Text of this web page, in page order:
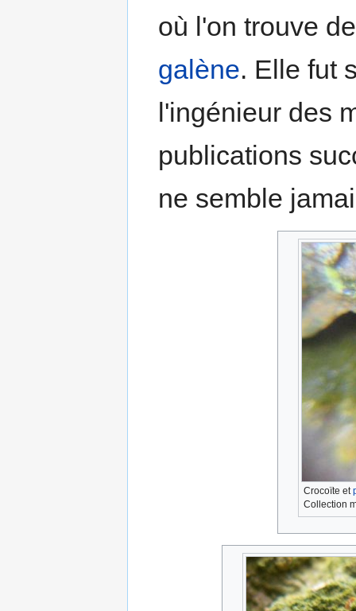
où l'on trouve
galène. Elle fut
l'ingénieur des
publications
ne semble
Crocoïte et
Collection